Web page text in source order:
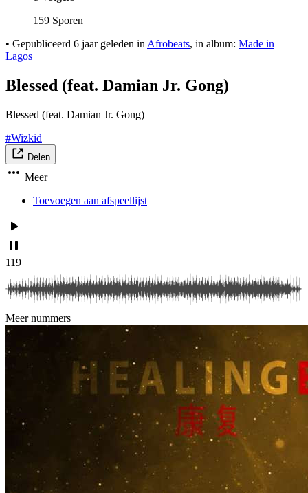
159 Sporen
• Gepubliceerd 6 jaar geleden in Afrobeats, in album: Made in
Lagos
Blessed (feat. Damian Jr. Gong)
Blessed (feat. Damian Jr. Gong)
#Wizkid
Delen
Meer
Toevoegen aan afspeellijst
119
Meer nummers